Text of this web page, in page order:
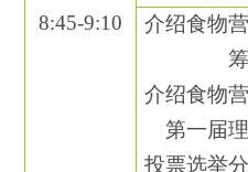
8:45-9:10
介绍食物
介绍食物
第一届
投票选举